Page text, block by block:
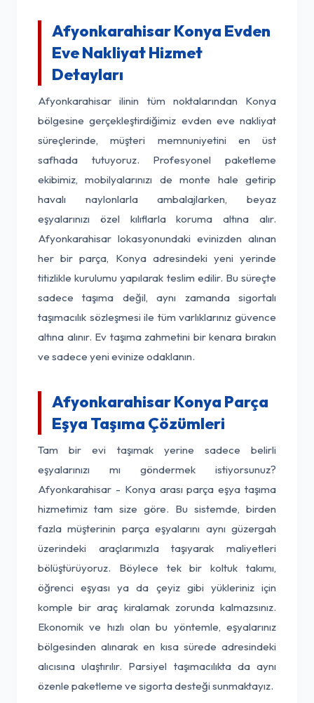
Afyonkarahisar Konya Evden
Eve Nakliyat Hizmet
Detayları
Afyonkarahisar ilinin tüm noktalarından Konya
bölgesine gerçekleştirdiğimiz evden eve nakliyat
süreçlerinde, müşteri memnuniyetini en üst
safhada tutuyoruz. Profesyonel paketleme
ekibimiz, mobilyalarınızı de monte hale getirip
havalı naylonlarla ambalajlarken, beyaz
eşyalarınızı özel kılıflarla koruma altına alır.
Afyonkarahisar lokasyonundaki evinizden alınan
her bir parça, Konya adresindeki yeni yerinde
titizlikle kurulumu yapılarak teslim edilir. Bu süreçte
sadece taşıma değil, aynı zamanda sigortalı
taşımacılık sözleşmesi ile tüm varlıklarınız güvence
altına alınır. Ev taşıma zahmetini bir kenara bırakın
ve sadece yeni evinize odaklanın.
Afyonkarahisar Konya Parça
Eşya Taşıma Çözümleri
Tam bir evi taşımak yerine sadece belirli
eşyalarınızı mı göndermek istiyorsunuz?
Afyonkarahisar - Konya arası parça eşya taşıma
hizmetimiz tam size göre. Bu sistemde, birden
fazla müşterinin parça eşyalarını aynı güzergah
üzerindeki araçlarımızla taşıyarak maliyetleri
bölüştürüyoruz. Böylece tek bir koltuk takımı,
öğrenci eşyası ya da çeyiz gibi yükleriniz için
komple bir araç kiralamak zorunda kalmazsınız.
Ekonomik ve hızlı olan bu yöntemle, eşyalarınız
bölgesinden alınarak en kısa sürede adresindeki
alıcısına ulaştırılır. Parsiyel taşımacılıkta da aynı
özenle paketleme ve sigorta desteği sunmaktayız.